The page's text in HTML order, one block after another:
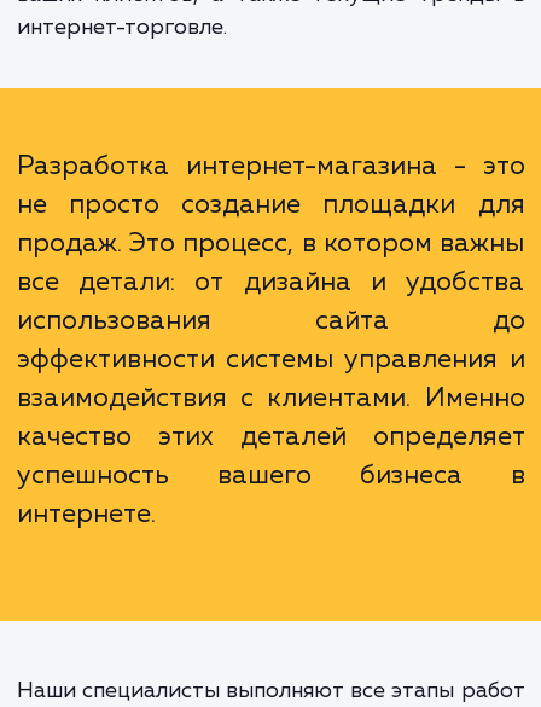
увеличить продажи.
Мы помогаем вам не просто создать
используем индивидуальный подход,
особенности вашего бизнеса,
ваших клиентов, а также текущие
Разработка интернет-магазина -
не просто создание площадки
продаж. Это процесс, в котором
взаимодействия с клиентами.